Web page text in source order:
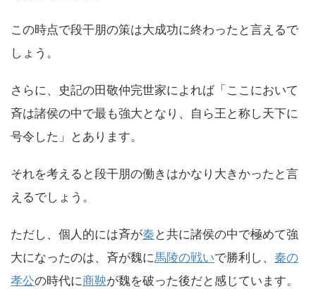
この時点で段干朋の策は大成功に終わったと言えるで
しょう。
さらに、史記の田敬仲完世家によれば「ここにおいて
斉は諸侯の中で最も強大となり、自ら王と称し天下に
号令した」とあります。
それを考えると段干朋の働きはかなり大きかったと言
えるでしょう。
ただし、個人的には斉が秦 と共に諸侯の中で極めて強
大になったのは、斉が魏に馬陵の戦いで勝利し、 秦の
孝公の時代に商鞅が魏を破った後だと感じています。